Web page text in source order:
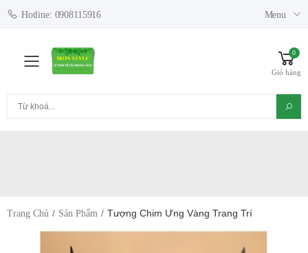
Hotline: 0908115916 Menu
Toggle mobile menu
0
Giỏ hàng
Trang Chủ Sản Phẩm Tượng Chim Ưng Vàng Trang Trí